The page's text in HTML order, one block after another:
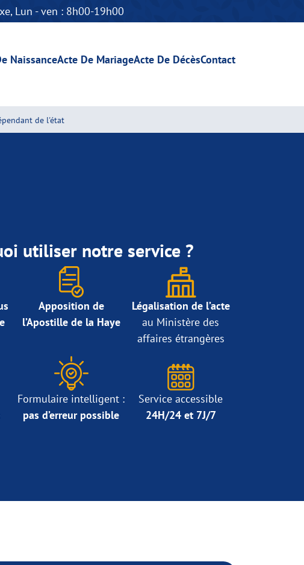
Lun - ven : 8h00-19h00
NaissanceActe De MariageActe De DécèsContact
de l'état
utiliser notre service ?
Apposition de
l’Apostille de la Haye
Légalisation de l’acte
au Ministère des
affaires étrangères
Formulaire intelligent :
pas d’erreur possible
Service accessible
24H/24 et 7J/7